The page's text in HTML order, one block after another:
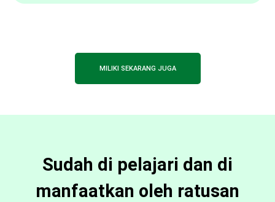
MILIKI SEKARANG JUGA
Sudah di pelajari dan di
manfaatkan oleh ratusan